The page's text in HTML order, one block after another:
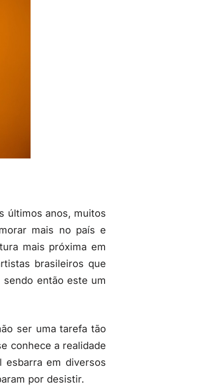
últimos anos, muitos
mais no país e
mais próxima em
brasileiros que
então este um
ser uma tarefa tão
conhece a realidade
esbarra em diversos
por desistir.